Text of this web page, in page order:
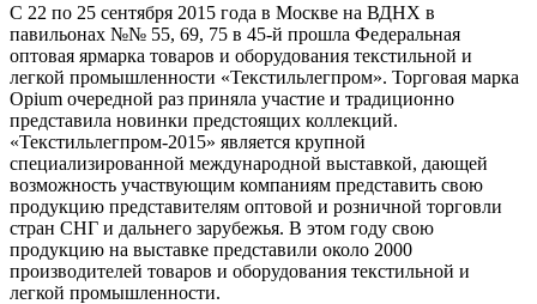
C 22 по 25 сентября 2015 года в Москве на ВДНХ в
павильонах №№ 55, 69, 75 в 45-й прошла Федеральная
оптовая ярмарка товаров и оборудования текстильной и
легкой промышленности «Текстильлегпром». Торговая марка
Opium очередной раз приняла участие и традиционно
представила новинки предстоящих коллекций.
«Текстильлегпром-2015» является крупной
специализированной международной выставкой, дающей
возможность участвующим компаниям представить свою
продукцию представителям оптовой и розничной торговли
стран СНГ и дальнего зарубежья. В этом году свою
продукцию на выставке представили около 2000
производителей товаров и оборудования текстильной и
легкой промышленности.